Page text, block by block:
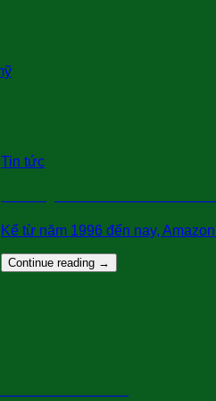
Tin tức
Kể từ năm 1996 đến nay,
Continue reading →